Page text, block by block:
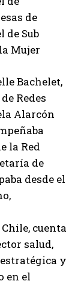
de
de Sub
Mujer
Bachelet,
Redes
Alarcón
la Red
de
desde el
cuenta
salud,
y
en el